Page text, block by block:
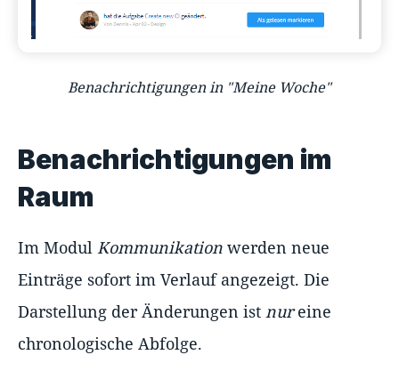
Benachrichtigungen in "Meine Woche"
Benachrichtigungen im
Raum
Im Modul Kommunikation werden neue
Einträge sofort im Verlauf angezeigt. Die
Darstellung der Änderungen ist nureine
chronologische Abfolge.